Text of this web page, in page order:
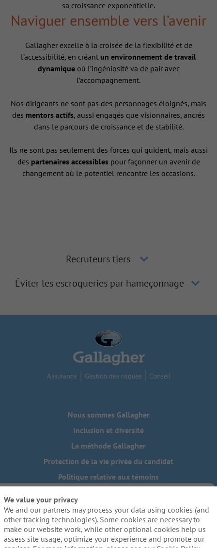
sa croissance exponentielle.
Naviguer ensemble vers l’avenir
Gallagher excelle à la croisée de la flexibilité et de
l’accessibilité, en créant un environnement de travail
dynamique où l’ingéniosité va de pair avec
l’accompagnement.
Nos dirigeants ne sont pas des personnages éloignés, mais
des mentors actifs, aussi engagés que visionnaires, ancrés
dans le parcours de croissance et de stabilité.
Ils ne sont pas seulement des forces qui guident, mais aussi
des partenaires accessiblespour façonner un avenir de
changement où le potentiel rencontre les occasions.
Recruteurs tiers
Éviter les escroqueries par hameçonnage
Nous sommes Gallagher
Inclusion et diversité
La méthode Gallagher
Protection de la vie privée du candidat
Politique relative aux témoins
Besoin de mesures d'adaptation raisonnables pour
compléter une partie de notre processus de candidature, y
compris l'utilisation de ce site web? Envoyez-nous un
courriel: Careers@ajg.com
We value your privacy
We and our partners may process your data using cookies (and
other tracking technologies). Some cookies are necessary to
make our website work, while other optional cookies help us
assess site usage, optimize your experience and promote our